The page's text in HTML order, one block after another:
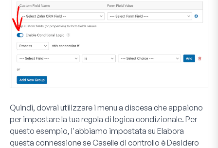
Quindi, dovrai utilizzare i menu a discesa che appaiono
per impostare la tua regola di logica condizionale. Per
questo esempio, l'abbiamo impostata su Elabora
questa connessione se Caselle di controllo èDesidero